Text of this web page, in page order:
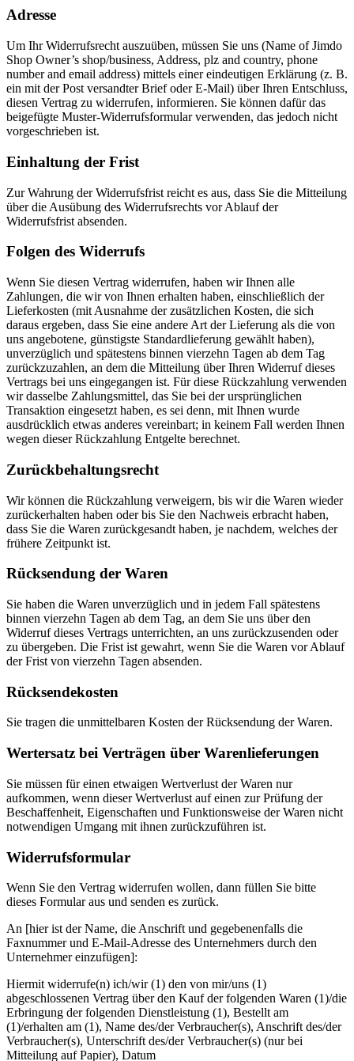
Adresse
Um Ihr Widerrufsrecht auszuüben, müssen Sie uns (Name of Jimdo
Shop Owner’s shop/business, Address, plz and country, phone
number and email address) mittels einer eindeutigen Erklärung (z. B.
ein mit der Post versandter Brief oder E-Mail) über Ihren Entschluss,
diesen Vertrag zu widerrufen, informieren. Sie können dafür das
beigefügte Muster-Widerrufsformular verwenden, das jedoch nicht
vorgeschrieben ist.
Einhaltung der Frist
Zur Wahrung der Widerrufsfrist reicht es aus, dass Sie die Mitteilung
über die Ausübung des Widerrufsrechts vor Ablauf der
Widerrufsfrist absenden.
Folgen des Widerrufs
Wenn Sie diesen Vertrag widerrufen, haben wir Ihnen alle
Zahlungen, die wir von Ihnen erhalten haben, einschließlich der
Lieferkosten (mit Ausnahme der zusätzlichen Kosten, die sich
daraus ergeben, dass Sie eine andere Art der Lieferung als die von
uns angebotene, günstigste Standardlieferung gewählt haben),
unverzüglich und spätestens binnen vierzehn Tagen ab dem Tag
zurückzuzahlen, an dem die Mitteilung über Ihren Widerruf dieses
Vertrags bei uns eingegangen ist. Für diese Rückzahlung verwenden
wir dasselbe Zahlungsmittel, das Sie bei der ursprünglichen
Transaktion eingesetzt haben, es sei denn, mit Ihnen wurde
ausdrücklich etwas anderes vereinbart; in keinem Fall werden Ihnen
wegen dieser Rückzahlung Entgelte berechnet.
Zurückbehaltungsrecht
Wir können die Rückzahlung verweigern, bis wir die Waren wieder
zurückerhalten haben oder bis Sie den Nachweis erbracht haben,
dass Sie die Waren zurückgesandt haben, je nachdem, welches der
frühere Zeitpunkt ist.
Rücksendung der Waren
Sie haben die Waren unverzüglich und in jedem Fall spätestens
binnen vierzehn Tagen ab dem Tag, an dem Sie uns über den
Widerruf dieses Vertrags unterrichten, an uns zurückzusenden oder
zu übergeben. Die Frist ist gewahrt, wenn Sie die Waren vor Ablauf
der Frist von vierzehn Tagen absenden.
Rücksendekosten
Sie tragen die unmittelbaren Kosten der Rücksendung der Waren.
Wertersatz bei Verträgen über Warenlieferungen
Sie müssen für einen etwaigen Wertverlust der Waren nur
aufkommen, wenn dieser Wertverlust auf einen zur Prüfung der
Beschaffenheit, Eigenschaften und Funktionsweise der Waren nicht
notwendigen Umgang mit ihnen zurückzuführen ist.
Widerrufsformular
Wenn Sie den Vertrag widerrufen wollen, dann füllen Sie bitte
dieses Formular aus und senden es zurück.
An [hier ist der Name, die Anschrift und gegebenenfalls die
Faxnummer und E-Mail-Adresse des Unternehmers durch den
Unternehmer einzufügen]:
Hiermit widerrufe(n) ich/wir (1) den von mir/uns (1)
abgeschlossenen Vertrag über den Kauf der folgenden Waren (1)/die
Erbringung der folgenden Dienstleistung (1), Bestellt am
(1)/erhalten am (1), Name des/der Verbraucher(s), Anschrift des/der
Verbraucher(s), Unterschrift des/der Verbraucher(s) (nur bei
Mitteilung auf Papier), Datum